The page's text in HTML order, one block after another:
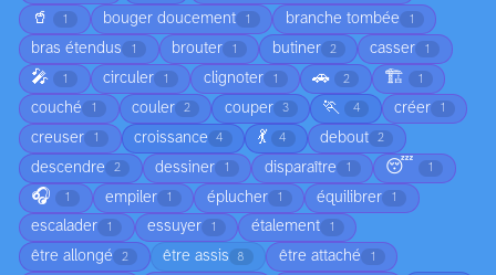
🥤 1 bouger doucement 1 branche tombée 1
bras étendus 1 brouter 1 butiner 2 casser 1
🎤 1 circuler 1 clignoter 1 🚗 2 🏗️ 1
couché 1 couler 2 couper 3 🏃 4 créer 1
creuser 1 croissance 4 💃 4 debout 2
descendre 2 dessiner 1 disparaître 1 😴 1
🎧 1 empiler 1 éplucher 1 équilibrer 1
escalader 1 essuyer 1 étalement 1
être allongé 2 être assis 8 être attaché 1